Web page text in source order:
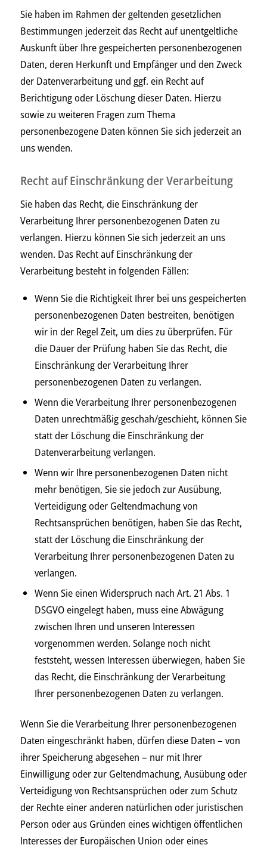
Sie haben im Rahmen der geltenden gesetzlichen
Bestimmungen jederzeit das Recht auf unentgeltliche
Auskunft über Ihre gespeicherten personenbezogenen
Daten, deren Herkunft und Empfänger und den Zweck
der Datenverarbeitung und ggf. ein Recht auf
Berichtigung oder Löschung dieser Daten. Hierzu
sowie zu weiteren Fragen zum Thema
personenbezogene Daten können Sie sich jederzeit an
uns wenden.
Recht auf Einschränkung der Verarbeitung
Sie haben das Recht, die Einschränkung der
Verarbeitung Ihrer personenbezogenen Daten zu
verlangen. Hierzu können Sie sich jederzeit an uns
wenden. Das Recht auf Einschränkung der
Verarbeitung besteht in folgenden Fällen:
Wenn Sie die Richtigkeit Ihrer bei uns gespeicherten
personenbezogenen Daten bestreiten, benötigen
wir in der Regel Zeit, um dies zu überprüfen. Für
die Dauer der Prüfung haben Sie das Recht, die
Einschränkung der Verarbeitung Ihrer
personenbezogenen Daten zu verlangen.
Wenn die Verarbeitung Ihrer personenbezogenen
Daten unrechtmäßig geschah/geschieht, können Sie
statt der Löschung die Einschränkung der
Datenverarbeitung verlangen.
Wenn wir Ihre personenbezogenen Daten nicht
mehr benötigen, Sie sie jedoch zur Ausübung,
Verteidigung oder Geltendmachung von
Rechtsansprüchen benötigen, haben Sie das Recht,
statt der Löschung die Einschränkung der
Verarbeitung Ihrer personenbezogenen Daten zu
verlangen.
Wenn Sie einen Widerspruch nach Art. 21 Abs. 1
DSGVO eingelegt haben, muss eine Abwägung
zwischen Ihren und unseren Interessen
vorgenommen werden. Solange noch nicht
feststeht, wessen Interessen überwiegen, haben Sie
das Recht, die Einschränkung der Verarbeitung
Ihrer personenbezogenen Daten zu verlangen.
Wenn Sie die Verarbeitung Ihrer personenbezogenen
Daten eingeschränkt haben, dürfen diese Daten – von
ihrer Speicherung abgesehen – nur mit Ihrer
Einwilligung oder zur Geltendmachung, Ausübung oder
Verteidigung von Rechtsansprüchen oder zum Schutz
der Rechte einer anderen natürlichen oder juristischen
Person oder aus Gründen eines wichtigen öffentlichen
Interesses der Europäischen Union oder eines